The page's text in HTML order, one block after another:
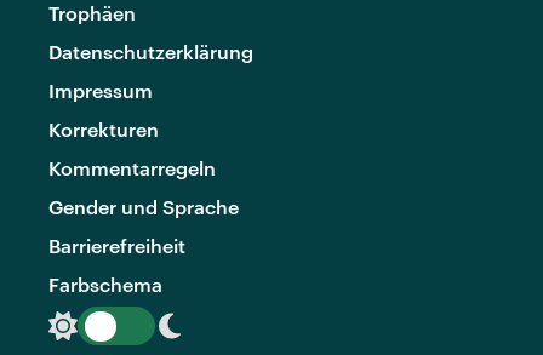
Trophäen
Datenschutzerklärung
Impressum
Korrekturen
Kommentarregeln
Gender und Sprache
Barrierefreiheit
Farbschema